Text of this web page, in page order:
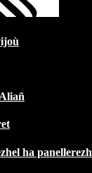
ha panellerezh